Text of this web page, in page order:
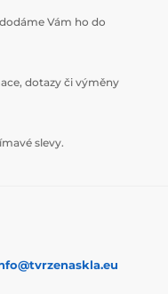
Vám ho do
dotazy či výměny
slevy.